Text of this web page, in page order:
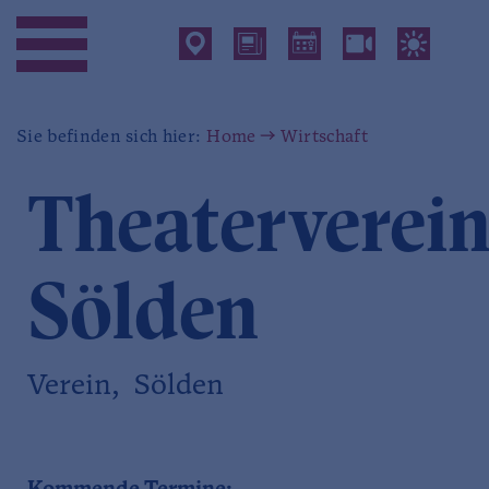
Sie befinden sich hier: Home Wirtschaft
Sölden
Verein, Sölden